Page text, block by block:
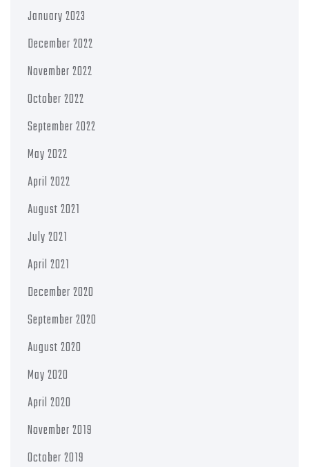
January 2023
December 2022
November 2022
October 2022
September 2022
May 2022
April 2022
August 2021
July 2021
April 2021
December 2020
September 2020
August 2020
May 2020
April 2020
November 2019
October 2019